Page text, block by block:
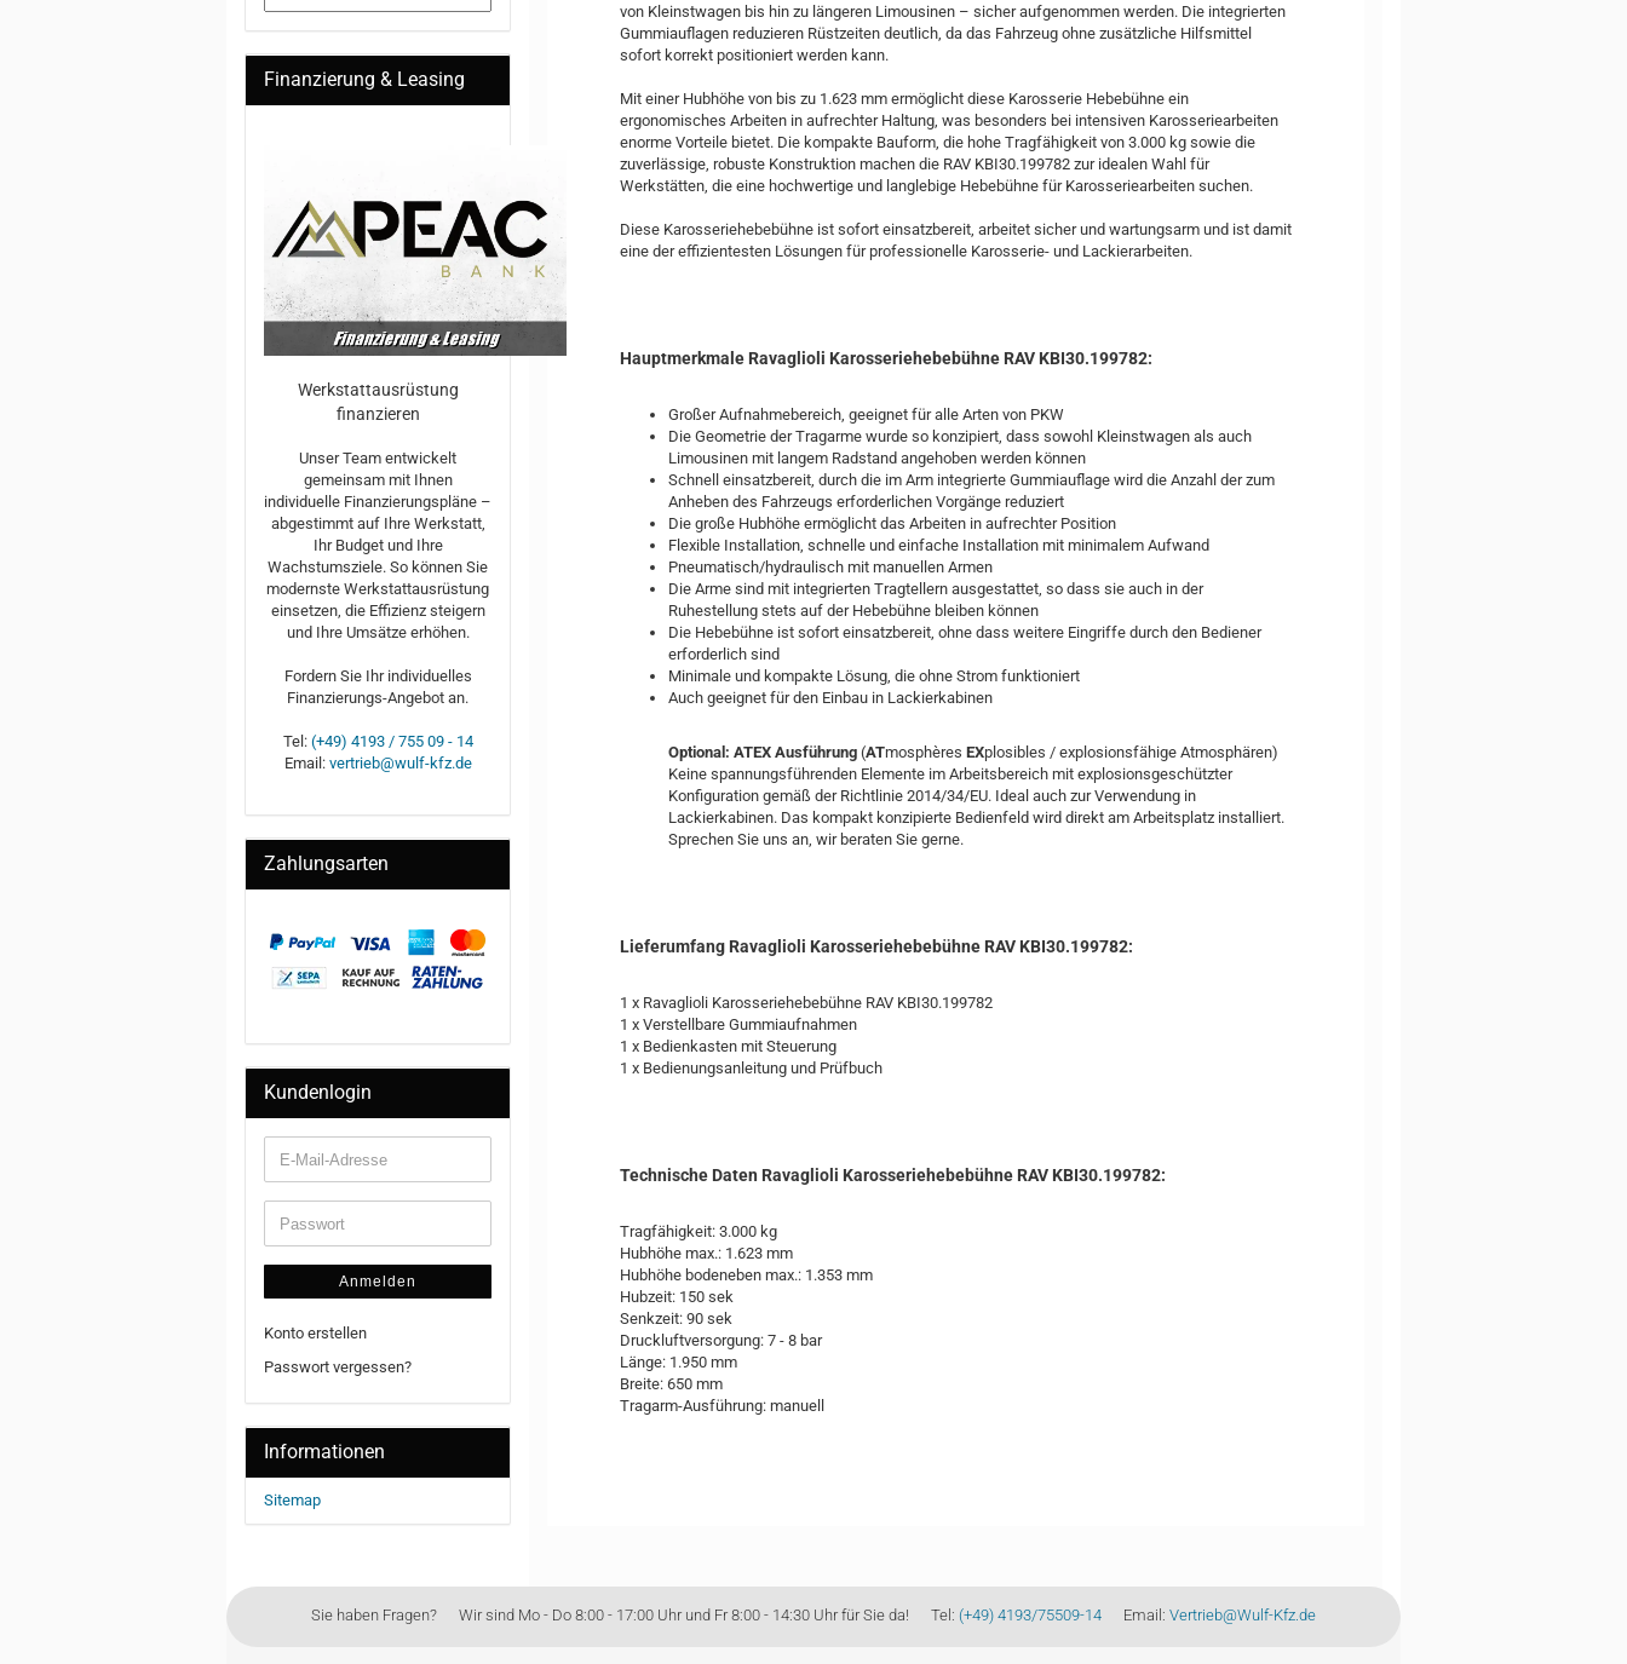
von Kleinstwagen bis hin zu längeren Limousinen – sicher aufgenommen werden. Die integrierten
Gummiauflagen reduzieren Rüstzeiten deutlich, da das Fahrzeug ohne zusätzliche Hilfsmittel
sofort korrekt positioniert werden kann.
Mit einer Hubhöhe von bis zu 1.623 mm ermöglicht diese Karosserie Hebebühne ein
ergonomisches Arbeiten in aufrechter Haltung, was besonders bei intensiven Karosseriearbeiten
enorme Vorteile bietet. Die kompakte Bauform, die hohe Tragfähigkeit von 3.000 kg sowie die
zuverlässige, robuste Konstruktion machen die RAV KBI30.199782 zur idealen Wahl für
Werkstätten, die eine hochwertige und langlebige Hebebühne für Karosseriearbeiten suchen.
Diese Karosseriehebebühne ist sofort einsatzbereit, arbeitet sicher und wartungsarm und ist damit
eine der effizientesten Lösungen für professionelle Karosserie- und Lackierarbeiten.
Hauptmerkmale Ravaglioli Karosseriehebebühne RAV KBI30.199782:
Großer Aufnahmebereich, geeignet für alle Arten von PKW
Die Geometrie der Tragarme wurde so konzipiert, dass sowohl Kleinstwagen als auch
Limousinen mit langem Radstand angehoben werden können
Schnell einsatzbereit, durch die im Arm integrierte Gummiauflage wird die Anzahl der zum
Anheben des Fahrzeugs erforderlichen Vorgänge reduziert
Die große Hubhöhe ermöglicht das Arbeiten in aufrechter Position
Flexible Installation, schnelle und einfache Installation mit minimalem Aufwand
Pneumatisch/hydraulisch mit manuellen Armen
Die Arme sind mit integrierten Tragtellern ausgestattet, so dass sie auch in der
Ruhestellung stets auf der Hebebühne bleiben können
Die Hebebühne ist sofort einsatzbereit, ohne dass weitere Eingriffe durch den Bediener
erforderlich sind
Minimale und kompakte Lösung, die ohne Strom funktioniert
Auch geeignet für den Einbau in Lackierkabinen
Optional: ATEX Ausführung (ATmosphères EXplosibles / explosionsfähige Atmosphären)
Keine spannungsführenden Elemente im Arbeitsbereich mit explosionsgeschützter
Konfiguration gemäß der Richtlinie 2014/34/EU. Ideal auch zur Verwendung in
Lackierkabinen. Das kompakt konzipierte Bedienfeld wird direkt am Arbeitsplatz installiert.
Sprechen Sie uns an, wir beraten Sie gerne.
Lieferumfang Ravaglioli Karosseriehebebühne RAV KBI30.199782:
1 x Ravaglioli Karosseriehebebühne RAV KBI30.199782
1 x Verstellbare Gummiaufnahmen
1 x Bedienkasten mit Steuerung
1 x Bedienungsanleitung und Prüfbuch
Technische Daten Ravaglioli Karosseriehebebühne RAV KBI30.199782:
Tragfähigkeit: 3.000 kg
Hubhöhe max.: 1.623 mm
Hubhöhe bodeneben max.: 1.353 mm
Hubzeit: 150 sek
Senkzeit: 90 sek
Druckluftversorgung: 7 - 8 bar
Länge: 1.950 mm
Breite: 650 mm
Tragarm-Ausführung: manuell
Finanzierung & Leasing
Werkstattausrüstung
finanzieren
Unser Team entwickelt
gemeinsam mit Ihnen
individuelle Finanzierungspläne –
abgestimmt auf Ihre Werkstatt,
Ihr Budget und Ihre
Wachstumsziele. So können Sie
modernste Werkstattausrüstung
einsetzen, die Effizienz steigern
und Ihre Umsätze erhöhen.
Fordern Sie Ihr individuelles
Finanzierungs-Angebot an.
Tel: (+49) 4193 / 755 09 - 14
Email: vertrieb@wulf-kfz.de
Zahlungsarten
Kundenlogin
Anmelden
Konto erstellen
Passwort vergessen?
Informationen
Sitemap
Sie haben Fragen? Wir sind Mo - Do 8:00 - 17:00 Uhr und Fr 8:00 - 14:30 Uhr für Sie da! Tel: (+49) 4193/75509-14 Email: Vertrieb@Wulf-Kfz.de